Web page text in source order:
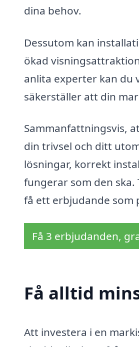
dina behov.
Dessutom kan
ökad
anlita experter kan du
säkerställer att din
Sammanfattningsvis,
din trivsel och ditt
lösningar, korrekt
fungerar som den
få ett erbjudande som
Få 3 erbjudanden,
Få alltid
Att investera i en